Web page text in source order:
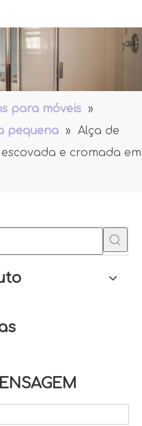
para móveis »
pequena »
Alça de
e cromada em